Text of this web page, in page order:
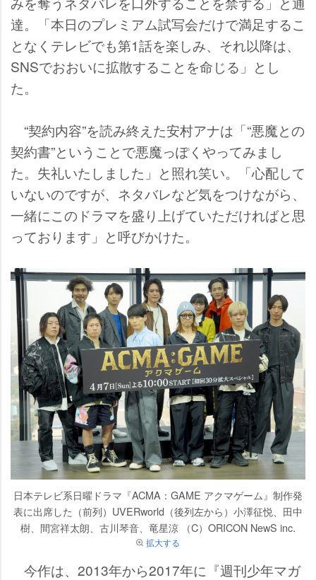
達。「本日のプレミアム試写会だけで満足するこ
となくテレビでも第1話を楽しみ、それ以降は、
SNSでおおいに拡散することを命じる」とし
た。
“契約内容”を読み終えた安村アナは「“悪魔との
契約書”ということで悪魔っぽくやってみまし
た。失礼いたしました」と照れ笑い。「心配して
いないのですが、ネタバレなど気をつけながら、
一緒にこのドラマを盛り上げていただければと思
っております」と呼びかけた。
日本テレビ系日曜ドラマ『ACMA：GAME アクマゲーム』制作発
表に出席した（前列）UVERworld（後列左から）小澤征悦、田中
樹、間宮祥太朗、古川琴音、竜星涼 （C）ORICON NewS inc.
拡大する
今作は、2013年から2017年に『週刊少年マガ